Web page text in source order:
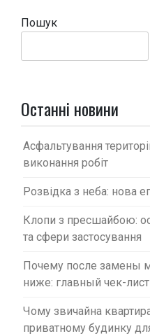
Пошук
Останні новини
Асфальтування
виконання робіт
Розвідка з неба: нова
Клопи з пресшайбою:
та сфери застосування
Почему после замены
ниже: главный чек-
Чому звичайна
приватному будинку для